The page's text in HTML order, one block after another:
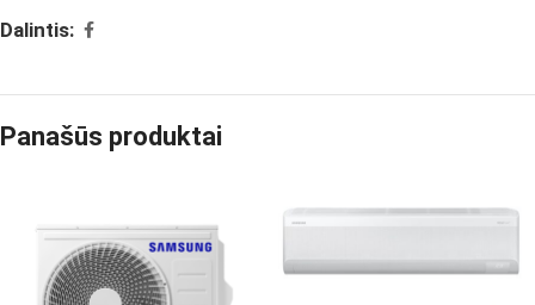
Dalintis:
Panašūs produktai